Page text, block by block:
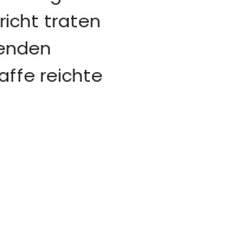
traten
reichte